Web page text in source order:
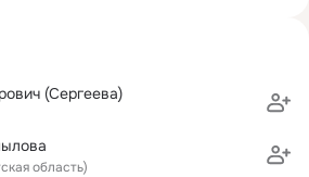
(Сергеева)
область)